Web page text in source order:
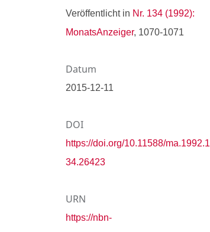
Veröffentlicht in Nr. 134 (1992):
MonatsAnzeiger, 1070-1071
Datum
2015-12-11
DOI
https://doi.org/10.11588/ma.1992.1
34.26423
URN
https://nbn-